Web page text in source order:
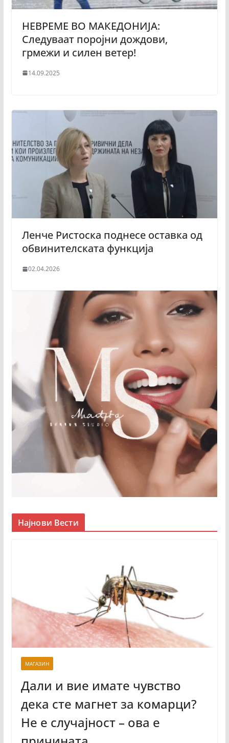
НЕВРЕМЕ ВО МАКЕДОНИЈА:
Следуваат поројни дождови,
грмежи и силен ветер!
14.09.2025
Ленче Ристоска поднесе оставка од
обвинителската функција
02.04.2026
Најнови Вести
МАГАЗИН
Дали и вие имате чувство
дека сте магнет за комарци?
Не е случајност – ова е